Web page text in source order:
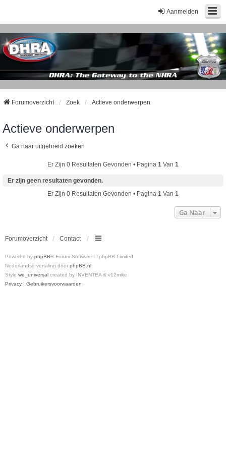
Aanmelden
Forumoverzicht Zoek Actieve onderwerpen
Actieve onderwerpen
Ga naar uitgebreid zoeken
Er Zijn 0 Resultaten Gevonden • Pagina 1 Van 1
Er zijn geen resultaten gevonden.
Er Zijn 0 Resultaten Gevonden • Pagina 1 Van 1
Ga Naar
Forumoverzicht Contact
Powered by phpBB® Forum Software © phpBB Limited
Nederlandse vertaling door phpBB.nl
Style we_universal created by INVENTEA & v12mike
Privacy | Gebruikersvoorwaarden